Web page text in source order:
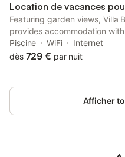
Location de vacances
Featuring garden views, Villa
provides accommodation
bar, around 31 km from
property offers access to a
Piscine WiFi
Internet
dès 729 € par nuit
Afficher